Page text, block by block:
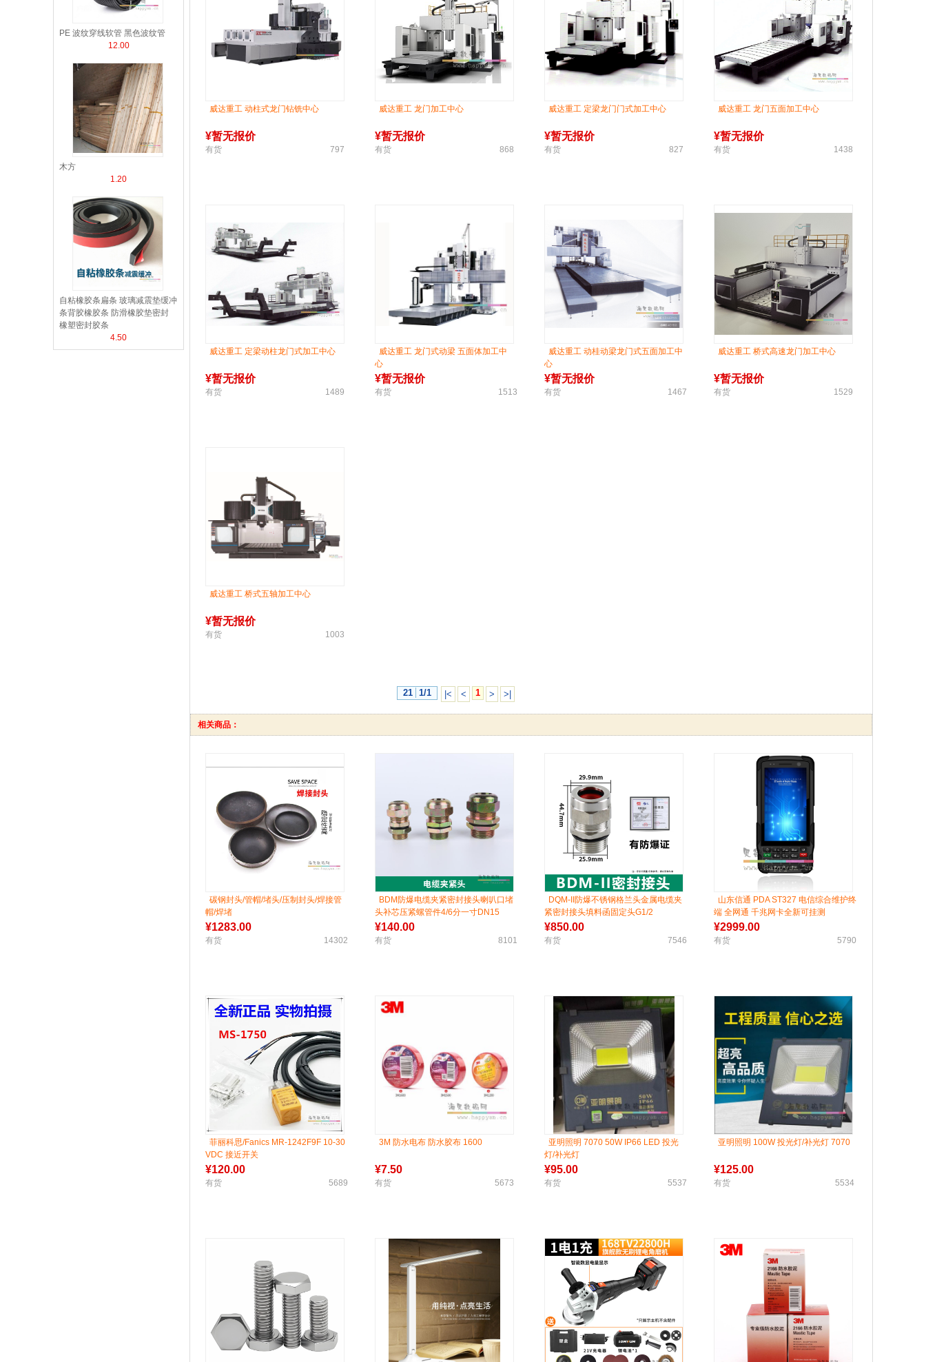
PE 波纹穿线软管 黑色波纹管
12.00
木方
1.20
自粘橡胶条扁条 玻璃减震垫缓冲
条背胶橡胶条 防滑橡胶垫密封
橡塑密封胶条
4.50
威达重工 动柱式龙门钻铣中心
¥暂无报价
有货 797
威达重工 龙门加工中心
¥暂无报价
有货 868
威达重工 定梁龙门门式加工中心
¥暂无报价
有货 827
威达重工 龙门五面加工中心
¥暂无报价
有货 1438
威达重工 定梁动柱龙门式加工中心
¥暂无报价
有货 1489
威达重工 龙门式动梁 五面体加工中
心
¥暂无报价
有货 1513
威达重工 动桂动梁龙门式五面加工中
心
¥暂无报价
有货 1467
威达重工 桥式高速龙门加工中心
¥暂无报价
有货 1529
威达重工 桥式五轴加工中心
¥暂无报价
有货 1003
21 1/1 |< < 1 > >|
相关商品：
碳钢封头/管帽/堵头/压制封头/焊接管
帽/焊堵
¥1283.00
有货 14302
BDM防爆电缆夹紧密封接头喇叭口堵
头补芯压紧螺管件4/6分一寸DN15
¥140.00
有货 8101
DQM-II防爆不锈钢格兰头金属电缆夹
紧密封接头填料函固定头G1/2
¥850.00
有货 7546
山东信通 PDA ST327 电信综合维护终
端 全网通 千兆网卡全新可挂测
¥2999.00
有货 5790
菲丽科思/Fanics MR-1242F9F 10-30
VDC 接近开关
¥120.00
有货 5689
3M 防水电布 防水胶布 1600
¥7.50
有货 5673
亚明照明 7070 50W IP66 LED 投光
灯/补光灯
¥95.00
有货 5537
亚明照明 100W 投光灯/补光灯 7070
¥125.00
有货 5534